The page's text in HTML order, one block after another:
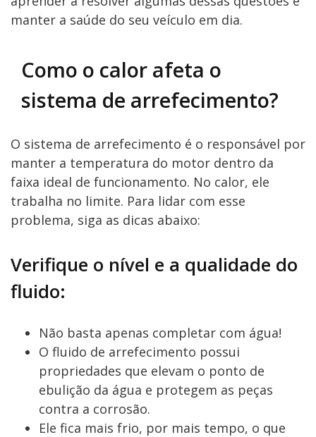
manter a saúde do seu veículo em dia.
Como o calor afeta o
sistema de arrefecimento?
O sistema de arrefecimento é o responsável por
manter a temperatura do motor dentro da
faixa ideal de funcionamento. No calor, ele
trabalha no limite. Para lidar com esse
problema, siga as dicas abaixo:
Verifique o nível e a qualidade do
fluido:
Não basta apenas completar com água!
O fluido de arrefecimento possui
propriedades que elevam o ponto de
ebulição da água e protegem as peças
contra a corrosão.
Ele fica mais frio, por mais tempo, o que